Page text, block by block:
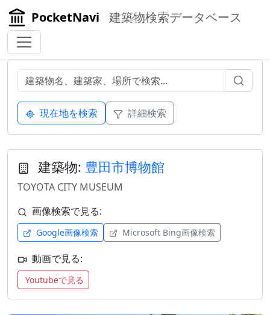
PocketNavi 建築物検索データベース
現在地を検索 詳細検索
建築物: 豊田市博物館
TOYOTA CITY MUSEUM
画像検索で見る:
Google画像検索 Microsoft Bing画像検索
動画で見る:
Youtubeで見る